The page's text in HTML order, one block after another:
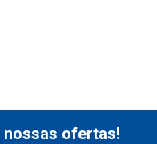
nossas ofertas!